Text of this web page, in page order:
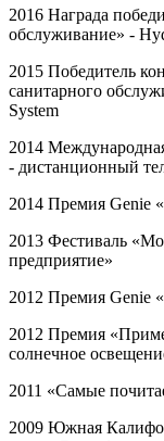
2016 Награда
обслуживание» -
2015 Победитель
санитарного
System
2014
- дистанционный
2014 Премия Genie
2013 Фестиваль
предприятие»
2012 Премия Genie
2012 Премия
солнечное
2011 «Самые
2009 Южная